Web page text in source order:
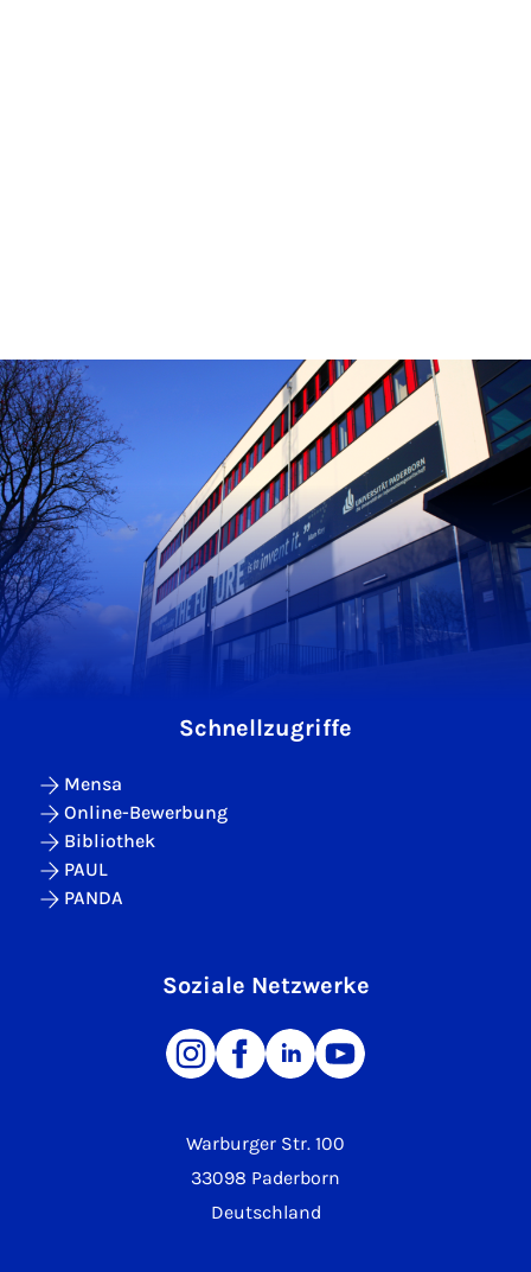
Warburger Str. 100
33098 Paderborn
Deutschland
Schnellzugriffe
Mensa
Online-Bewerbung
Bibliothek
PAUL
PANDA
Soziale Netzwerke